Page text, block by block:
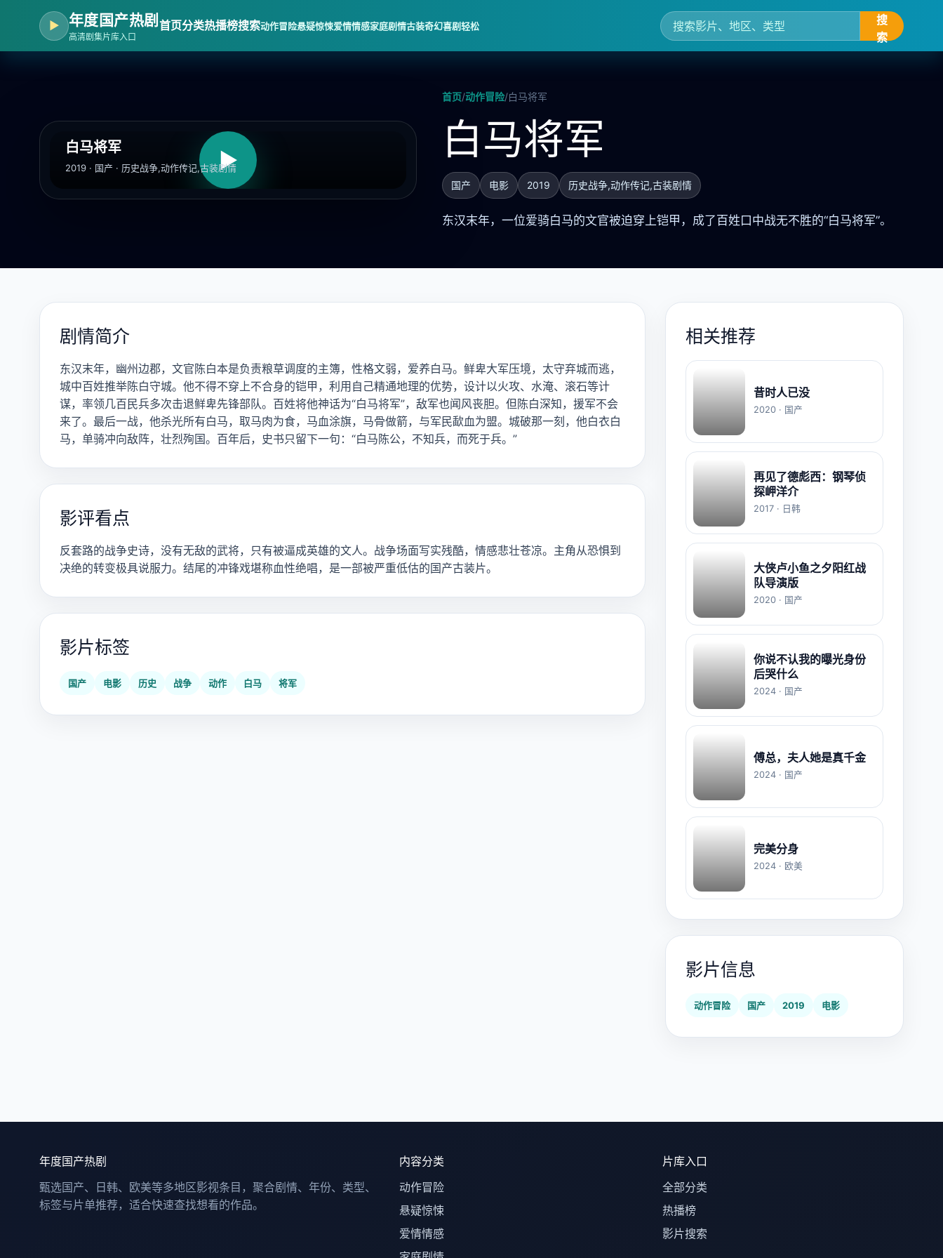
▶ 年度国产热剧
高清剧集片库入口
首页分类热播榜搜索动作冒险悬疑惊悚爱情情感家庭剧情古装奇幻喜剧轻松
搜
索
▶
白马将军
2019 · 国产 · 历史战争,动作传记,古装剧情
首页/动作冒险/白马将军
白马将军
国产 电影 2019 历史战争,动作传记,古装剧情
东汉末年，一位爱骑白马的文官被迫穿上铠甲，成了百姓口中战无不胜的“白马将军”。
剧情简介
东汉末年，幽州边郡，文官陈白本是负责粮草调度的主簿，性格文弱，爱养白马。鲜卑大军压境，太守弃城而逃，
城中百姓推举陈白守城。他不得不穿上不合身的铠甲，利用自己精通地理的优势，设计以火攻、水淹、滚石等计
谋，率领几百民兵多次击退鲜卑先锋部队。百姓将他神话为“白马将军”，敌军也闻风丧胆。但陈白深知，援军不会
来了。最后一战，他杀光所有白马，取马肉为食，马血涂旗，马骨做箭，与军民歃血为盟。城破那一刻，他白衣白
马，单骑冲向敌阵，壮烈殉国。百年后，史书只留下一句：“白马陈公，不知兵，而死于兵。”
影评看点
反套路的战争史诗，没有无敌的武将，只有被逼成英雄的文人。战争场面写实残酷，情感悲壮苍凉。主角从恐惧到
决绝的转变极具说服力。结尾的冲锋戏堪称血性绝唱，是一部被严重低估的国产古装片。
影片标签
国产 电影 历史 战争 动作 白马 将军
相关推荐
昔时人已没
2020 · 国产
再见了德彪西：钢琴侦
探岬洋介
2017 · 日韩
大侠卢小鱼之夕阳红战
队导演版
2020 · 国产
你说不认我的曝光身份
后哭什么
2024 · 国产
傅总，夫人她是真千金
2024 · 国产
完美分身
2024 · 欧美
影片信息
动作冒险 国产 2019 电影
年度国产热剧
甄选国产、日韩、欧美等多地区影视条目，聚合剧情、年份、类型、
标签与片单推荐，适合快速查找想看的作品。
内容分类
动作冒险
悬疑惊悚
爱情情感
片库入口
全部分类
热播榜
影片搜索